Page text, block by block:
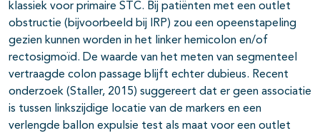
klassiek voor primaire STC. Bij patiënten met een outlet
obstructie (bijvoorbeeld bij IRP) zou een opeenstapeling
gezien kunnen worden in het linker hemicolon en/of
rectosigmoïd. De waarde van het meten van segmenteel
vertraagde colon passage blijft echter dubieus. Recent
onderzoek (Staller, 2015) suggereert dat er geen associatie
is tussen linkszijdige locatie van de markers en een
verlengde ballon expulsie test als maat voor een outlet